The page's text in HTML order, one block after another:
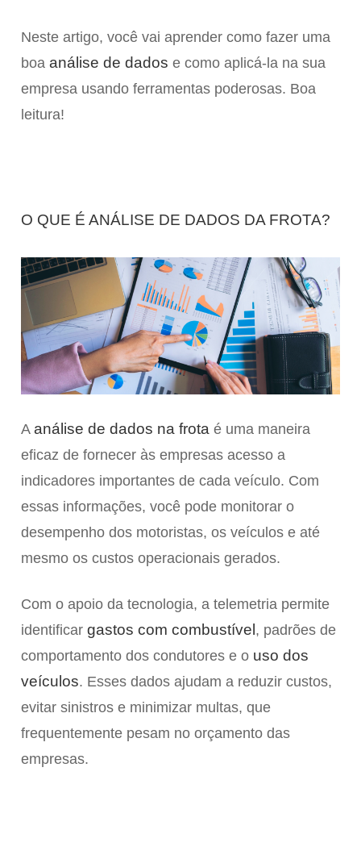
Neste artigo, você vai aprender como fazer uma
boa análise de dados e como aplicá-la na sua
empresa usando ferramentas poderosas. Boa
leitura!
O QUE É ANÁLISE DE DADOS DA FROTA?
A análise de dados na frota é uma maneira
eficaz de fornecer às empresas acesso a
indicadores importantes de cada veículo. Com
essas informações, você pode monitorar o
desempenho dos motoristas, os veículos e até
mesmo os custos operacionais gerados.
Com o apoio da tecnologia, a telemetria permite
identificar gastos com combustível , padrões de
comportamento dos condutores e o uso dos
veículos. Esses dados ajudam a reduzir custos,
evitar sinistros e minimizar multas, que
frequentemente pesam no orçamento das
empresas.